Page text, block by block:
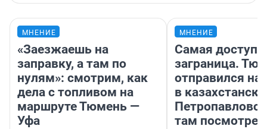
МНЕНИЕ
«Заезжаешь на
заправку, а там по
нулям»: смотрим, как
дела с топливом на
маршруте Тюмень —
Уфа
МНЕНИЕ
Самая
заграница.
отправился
в
там